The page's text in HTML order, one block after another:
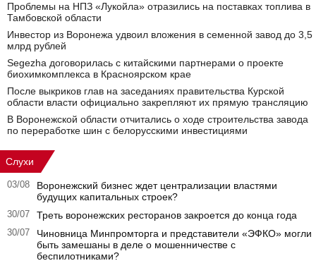
Проблемы на НПЗ «Лукойла» отразились на поставках топлива в
Тамбовской области
Инвестор из Воронежа удвоил вложения в семенной завод до 3,5
млрд рублей
Segezha договорилась с китайскими партнерами о проекте
биохимкомплекса в Красноярском крае
После выкриков глав на заседаниях правительства Курской
области власти официально закрепляют их прямую трансляцию
В Воронежской области отчитались о ходе строительства завода
по переработке шин с белорусскими инвестициями
Слухи
03/08
Воронежский бизнес ждет централизации властями
будущих капитальных строек?
30/07 Треть воронежских ресторанов закроется до конца года
30/07
Чиновница Минпромторга и представители «ЭФКО» могли
быть замешаны в деле о мошенничестве с
беспилотниками?